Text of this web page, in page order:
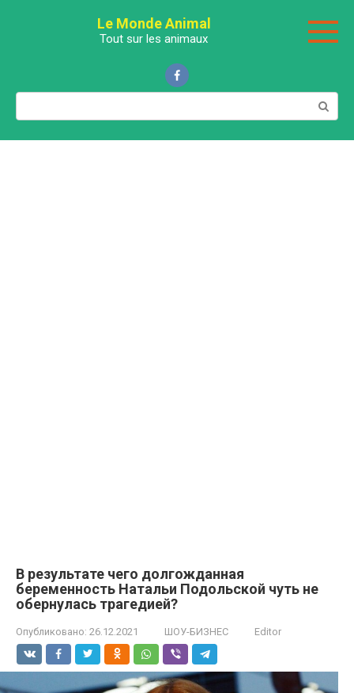
Le Monde Animal
Tout sur les animaux
Поиск:
В результате чего долгожданная
беременность Натальи Подольской чуть не
обернулась трагедией?
Опубликовано: 26.12.2021 ШОУ-БИЗНЕС Editor